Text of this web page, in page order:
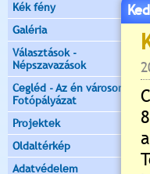
Kék fény
Galéria
Választások -
Népszavazások
Cegléd - Az én városom -
Fotópályázat
Projektek
Oldaltérkép
Adatvédelem